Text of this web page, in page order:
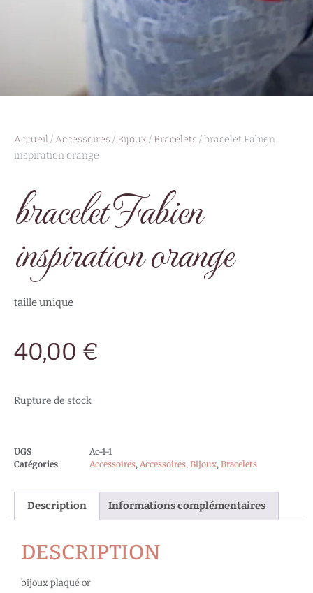
Accueil/Accessoires / Bijoux / Bracelets / bracelet Fabien
inspiration orange
bracelet Fabien
inspiration orange
taille unique
40,00 €
Rupture de stock
UGS
Ac-1-1
Catégories
Accessoires, Accessoires, Bijoux, Bracelets
Description Informations complémentaires
DESCRIPTION
bijoux plaqué or